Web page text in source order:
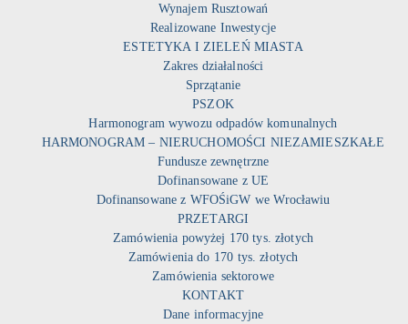
Wynajem Rusztowań
Realizowane Inwestycje
ESTETYKA I ZIELEŃ MIASTA
Zakres działalności
Sprzątanie
PSZOK
Harmonogram wywozu odpadów komunalnych
HARMONOGRAM – NIERUCHOMOŚCI NIEZAMIESZKAŁE
Fundusze zewnętrzne
Dofinansowane z UE
Dofinansowane z WFOŚiGW we Wrocławiu
PRZETARGI
Zamówienia powyżej 170 tys. złotych
Zamówienia do 170 tys. złotych
Zamówienia sektorowe
KONTAKT
Dane informacyjne